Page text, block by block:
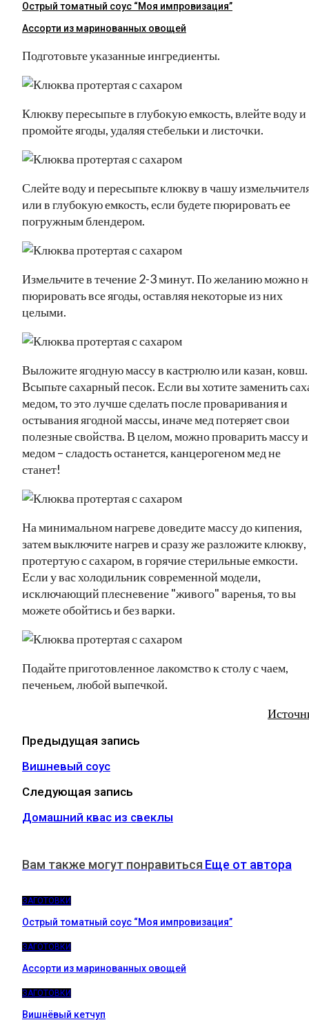
Острый томатный соус “Моя импровизация”
Ассорти из маринованных овощей
Подготовьте указанные ингредиенты.
Клюкву пересыпьте в глубокую емкость, влейте воду и
промойте ягоды, удаляя стебельки и листочки.
Слейте воду и пересыпьте клюкву в чашу
или в глубокую емкость, если будете пюрировать ее
погружным блендером.
Измельчите в течение 2-3 минут. По желанию можно
пюрировать все ягоды, оставляя некоторые из них
целыми.
Выложите ягодную массу в кастрюлю или казан, ковш.
Всыпьте сахарный песок. Если вы хотите заменить
медом, то это лучше сделать после проваривания и
остывания ягодной массы, иначе мед потеряет свои
полезные свойства. В целом, можно проварить массу
медом – сладость останется, канцерогеном мед не
станет!
На минимальном нагреве доведите массу до кипения,
затем выключите нагрев и сразу же разложите клюкву,
протертую с сахаром, в горячие стерильные емкости.
Если у вас холодильник современной модели,
исключающий плесневение "живого" варенья, то вы
можете обойтись и без варки.
Подайте приготовленное лакомство к столу с чаем,
печеньем, любой выпечкой.
Предыдущая запись
Вишневый соус
Следующая запись
Домашний квас из свеклы
Вам также могут понравиться Еще от автора
ЗАГОТОВКИ
Острый томатный соус “Моя импровизация”
ЗАГОТОВКИ
Ассорти из маринованных овощей
ЗАГОТОВКИ
Вишнёвый кетчуп